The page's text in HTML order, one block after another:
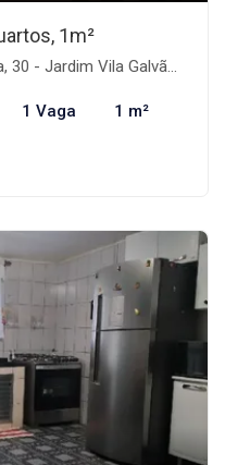
1m²
Vila Galvão, Guarulhos-SP
1 Vaga 1 m²